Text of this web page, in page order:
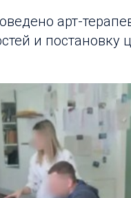
арт-
и постановку